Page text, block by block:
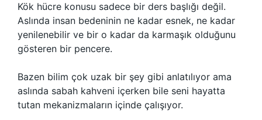
Kök hücre konusu sadece bir ders başlığı değil.
Aslında insan bedeninin ne kadar esnek, ne kadar
yenilenebilir ve bir o kadar da karmaşık olduğunu
gösteren bir pencere.
Bazen bilim çok uzak bir şey gibi anlatılıyor ama
aslında sabah kahveni içerken bile seni hayatta
tutan mekanizmaların içinde çalışıyor.